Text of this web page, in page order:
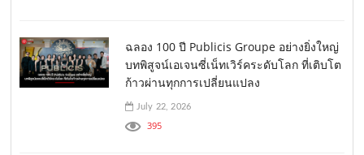
ฉลอง 100 ปี Publicis Groupe อย่างยิ่งใหญ่
บทพิสูจน์เอเจนซี่เน็ทเวิร์คระดับโลก ที่เติบโต
ก้าวผ่านทุกการเปลี่ยนแปลง
July 22, 2026
395